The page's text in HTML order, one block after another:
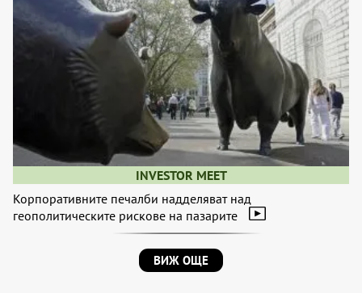
INVESTOR MEET
Корпоративните печалби надделяват над
геополитическите рискове на пазарите
ВИЖ ОЩЕ